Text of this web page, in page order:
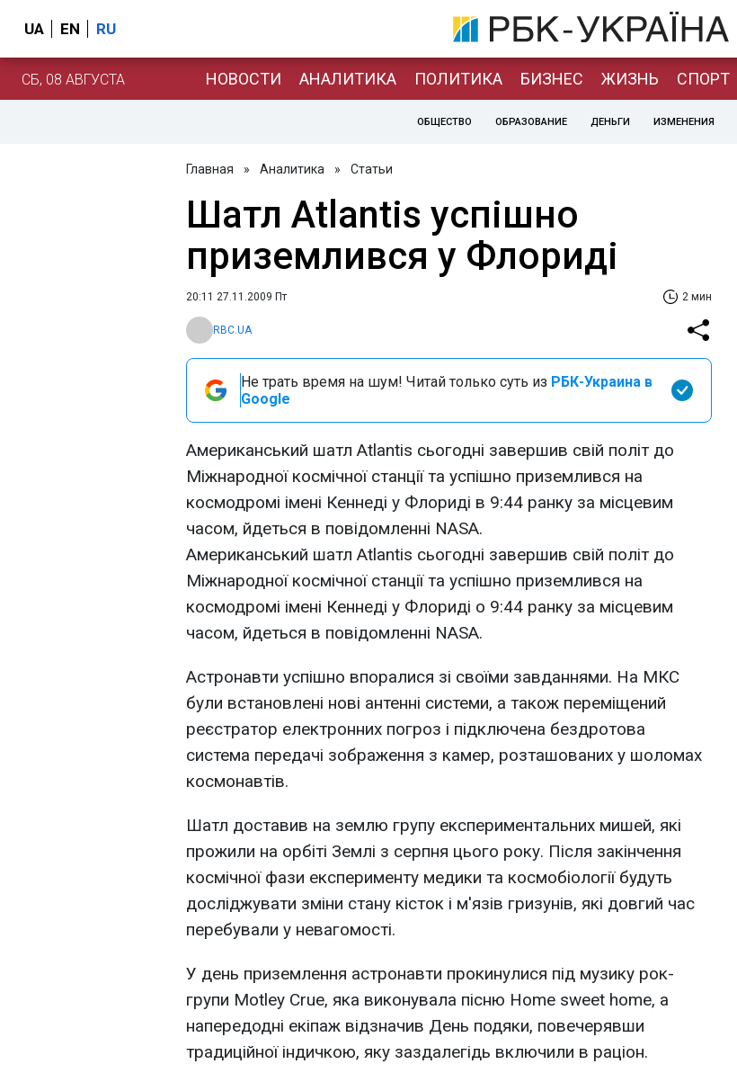
UA EN RU
СБ, 08 АВГУСТА НОВОСТИ АНАЛИТИКА ПОЛИТИКА БИЗНЕС ЖИЗНЬ СПОРТ
ОБЩЕСТВО ОБРАЗОВАНИЕ ДЕНЬГИ ИЗМЕНЕНИЯ
Главная » Аналитика » Статьи
Шатл Atlantis успішно
приземлився у Флориді
20:11 27.11.2009 Пт 2 мин
RBC.UA
Не трать время на шум! Читай только суть из РБК-Украина в
Google
Американський шатл Atlantis сьогодні завершив свій політ до
Міжнародної космічної станції та успішно приземлився на
космодромі імені Кеннеді у Флориді в 9:44 ранку за місцевим
часом, йдеться в повідомленні NASA.
Американський шатл Atlantis сьогодні завершив свій політ до
Міжнародної космічної станції та успішно приземлився на
космодромі імені Кеннеді у Флориді о 9:44 ранку за місцевим
часом, йдеться в повідомленні NASA.
Астронавти успішно впоралися зі своїми завданнями. На МКС
були встановлені нові антенні системи, а також переміщений
реєстратор електронних погроз і підключена бездротова
система передачі зображення з камер, розташованих у шоломах
космонавтів.
Шатл доставив на землю групу експериментальних мишей, які
прожили на орбіті Землі з серпня цього року. Після закінчення
космічної фази експерименту медики та космобіології будуть
досліджувати зміни стану кісток і м'язів гризунів, які довгий час
перебували у невагомості.
У день приземлення астронавти прокинулися під музику рок-
групи Motley Crue, яка виконувала пісню Home sweet home, а
напередодні екіпаж відзначив День подяки, повечерявши
традиційної індичкою, яку заздалегідь включили в раціон.